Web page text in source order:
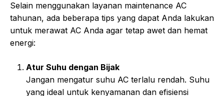
Selain menggunakan layanan maintenance AC
tahunan, ada beberapa tips yang dapat Anda lakukan
untuk merawat AC Anda agar tetap awet dan hemat
energi:
Atur Suhu dengan Bijak
Jangan mengatur suhu AC terlalu rendah. Suhu
yang ideal untuk kenyamanan dan efisiensi